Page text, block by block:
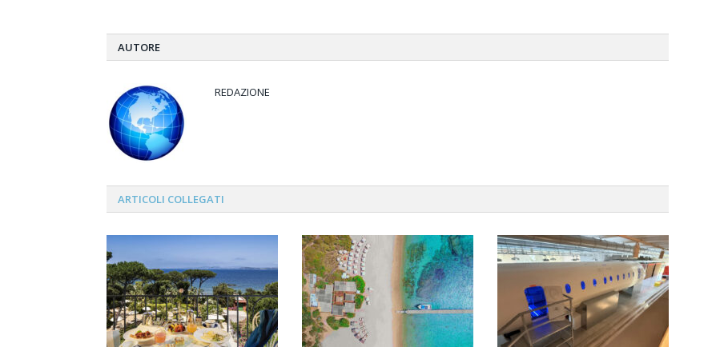
AUTORE
REDAZIONE
ARTICOLI COLLEGATI